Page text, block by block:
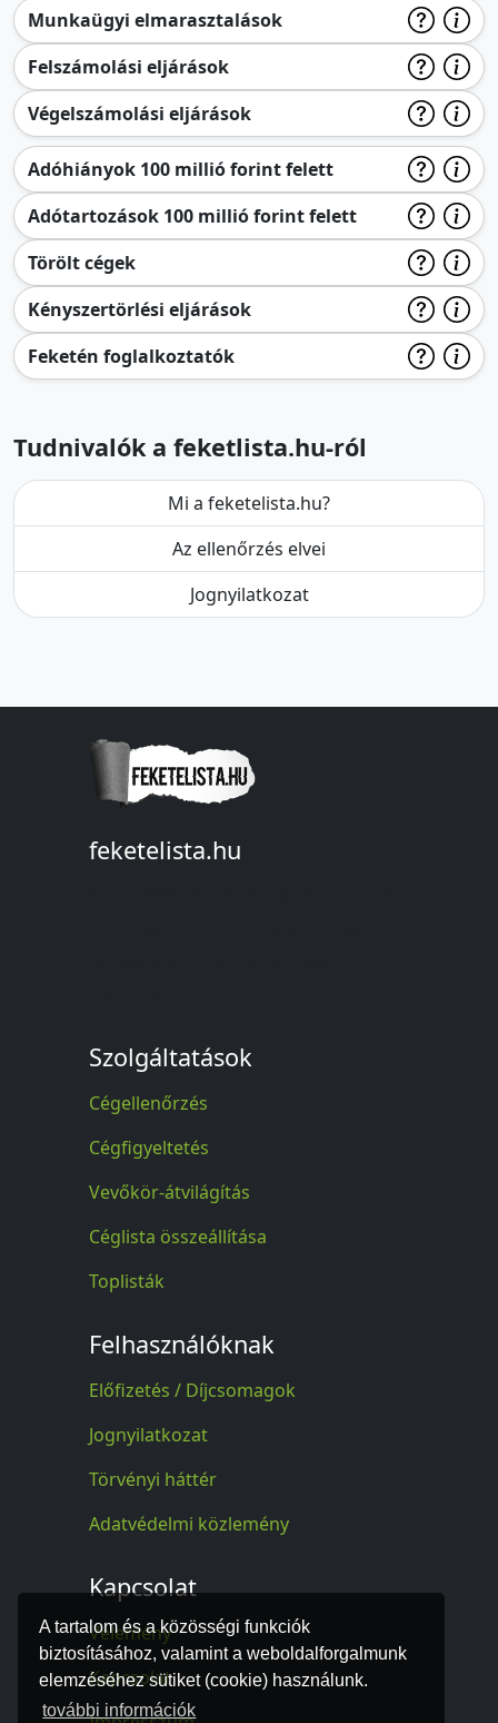
A tartalom és a közösségi funkciók
biztosításához, valamint a weboldalforgalmunk
elemzéséhez sütiket (cookie) használunk.
további információk
Munkaügyi elmarasztalások
Felszámolási eljárások
Végelszámolási eljárások
Adóhiányok 100 millió forint felett
Adótartozások 100 millió forint felett
Törölt cégek
Kényszertörlési eljárások
Feketén foglalkoztatók
Tudnivalók a feketlista.hu-ról
Mi a feketelista.hu?
Az ellenőrzés elvei
Jognyilatkozat
feketelista.hu
Szolgáltatások
Cégellenőrzés
Cégfigyeltetés
Vevőkör-átvilágítás
Céglista összeállítása
Toplisták
Felhasználóknak
Előfizetés / Díjcsomagok
Jognyilatkozat
Törvényi háttér
Adatvédelmi közlemény
Kapcsolat
Vélemény
Kapcsolat